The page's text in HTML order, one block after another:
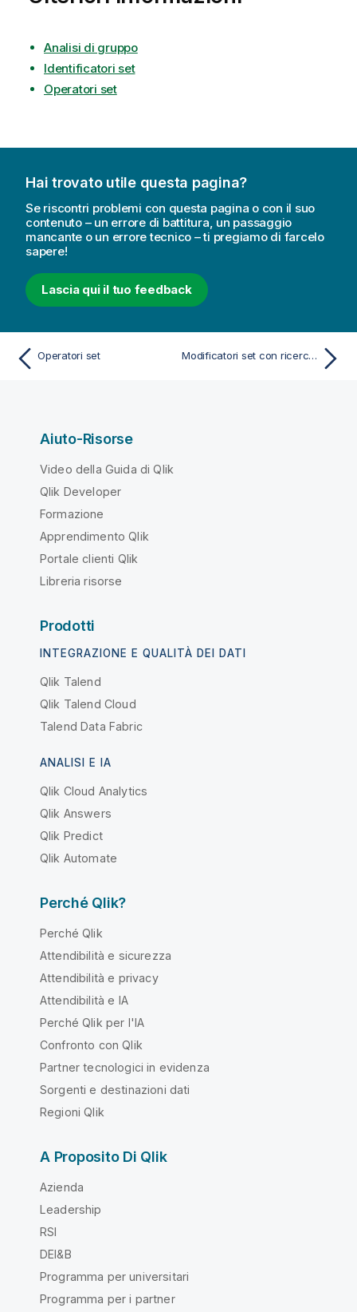
Analisi di gruppo
Identificatori set
Operatori set
Hai trovato utile questa pagina?
Se riscontri problemi con questa pagina o con il suo
contenuto – un errore di battitura, un passaggio
mancante o un errore tecnico – ti pregiamo di farcelo
sapere!
Lascia qui il tuo feedback
Operatori set Modificatori set con ricerche
Aiuto-Risorse
Video della Guida di Qlik
Qlik Developer
Formazione
Apprendimento Qlik
Portale clienti Qlik
Libreria risorse
Prodotti
INTEGRAZIONE E QUALITÀ DEI DATI
Qlik Talend
Qlik Talend Cloud
Talend Data Fabric
ANALISI E IA
Qlik Cloud Analytics
Qlik Answers
Qlik Predict
Qlik Automate
Perché Qlik?
Perché Qlik
Attendibilità e sicurezza
Attendibilità e privacy
Attendibilità e IA
Perché Qlik per l'IA
Confronto con Qlik
Partner tecnologici in evidenza
Sorgenti e destinazioni dati
Regioni Qlik
A Proposito Di Qlik
Azienda
Leadership
RSI
DEI&B
Programma per universitari
Programma per i partner